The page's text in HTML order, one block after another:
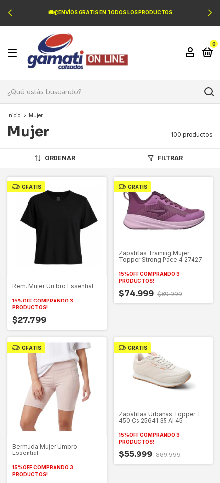
🚚📦ENVÍOS GRATIS EN TODOS LOS PRODUCTOS
0
Inicio > Mujer
Mujer 100 productos
ORDENAR FILTRAR
GRATIS
Rem. Mujer Umbro Essential
15%OFF COMPRANDO 3
PRODUCTOS!
$27.799
GRATIS
Zapatillas Training Mujer
Topper Strong Pace 4 27427
15%OFF COMPRANDO 3
PRODUCTOS!
$74.999 $89.999
GRATIS
Bermuda Mujer Umbro
Essential
15%OFF COMPRANDO 3
PRODUCTOS!
GRATIS
Zapatillas Urbanas Topper T-
450 Cs 25641 35 Al 45
15%OFF COMPRANDO 3
PRODUCTOS!
$55.999 $89.999